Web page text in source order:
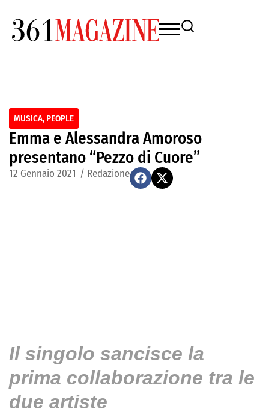
MUSICA, PEOPLE
Emma e Alessandra Amoroso
presentano “Pezzo di Cuore”
12 Gennaio 2021 / Redazione
Il singolo sancisce la
prima collaborazione tra le
due artiste